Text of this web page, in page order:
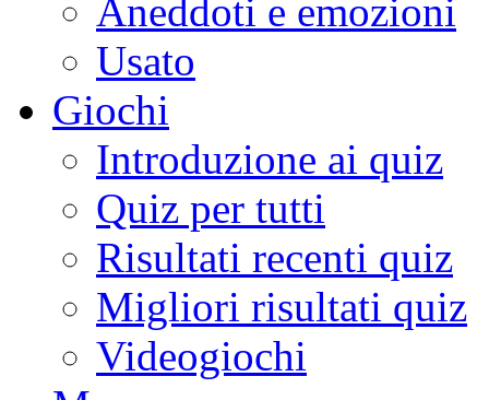
Aneddoti e emozioni
Usato
Giochi
Introduzione ai quiz
Quiz per tutti
Risultati recenti quiz
Migliori risultati quiz
Videogiochi